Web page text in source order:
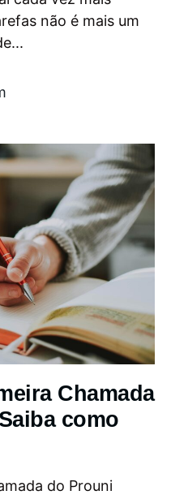
não é mais um
Chamada
como
do Prouni